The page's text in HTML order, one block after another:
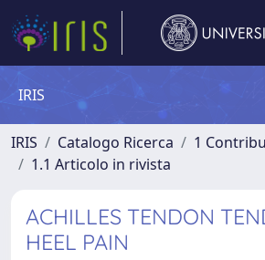
IRIS
IRIS Catalogo Ricerca
1
1.1 Articolo in rivista
ACHILLES TENDON
HEEL PAIN